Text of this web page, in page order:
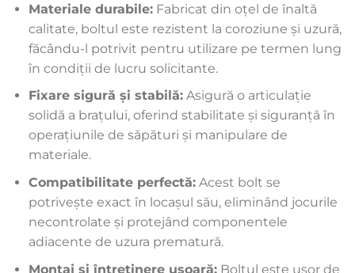
Materiale durabile:Fabricat din oțel de înaltă
calitate, boltul este rezistent la coroziune și uzură,
făcându-l potrivit pentru utilizare pe termen lung
în condiții de lucru solicitante.
Fixare sigură și stabilă:Asigură o articulație
solidă a brațului, oferind stabilitate și siguranță în
operațiunile de săpături și manipulare de
materiale.
Compatibilitate perfectă:Acest bolt se
potrivește exact în locașul său, eliminând jocurile
necontrolate și protejând componentele
adiacente de uzura prematură.
Montaj și întreținere ușoară:Boltul este ușor de